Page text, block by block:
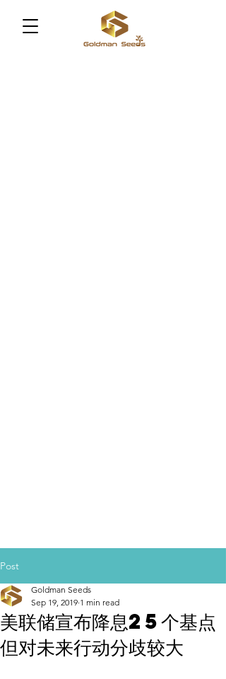
Post
美联储宣布降息25个基点
但对未来行动分歧较大
Goldman Seeds
Sep 19, 2019 1 min read